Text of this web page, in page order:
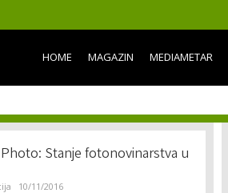
content
HOME MAGAZIN MEDIAMETAR
Stanje fotonovinarstva u
10/11/2016